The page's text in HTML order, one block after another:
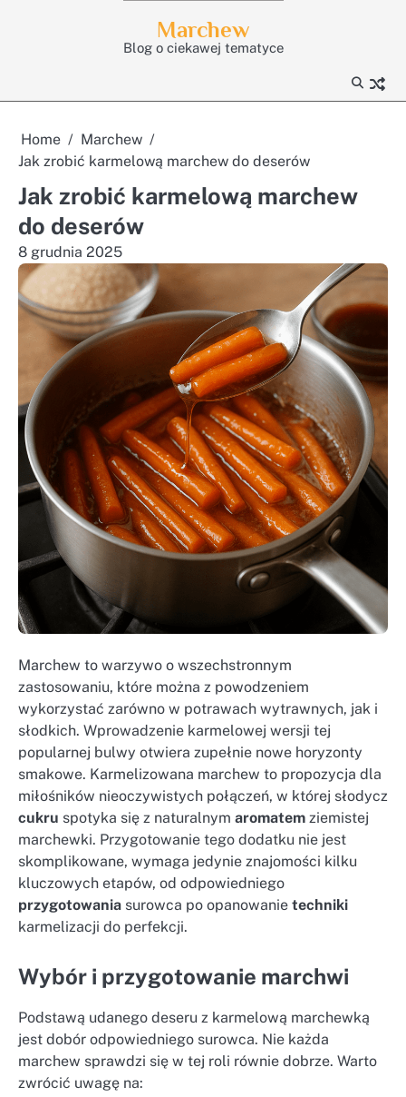
Marchew
Blog o ciekawej tematyce
Home
Marchew
Jak zrobić karmelową marchew do deserów
Jak zrobić karmelową marchew
do deserów
8 grudnia 2025
Marchew to warzywo o wszechstronnym
zastosowaniu, które można z powodzeniem
wykorzystać zarówno w potrawach wytrawnych, jak i
słodkich. Wprowadzenie karmelowej wersji tej
popularnej bulwy otwiera zupełnie nowe horyzonty
smakowe. Karmelizowana marchew to propozycja dla
miłośników nieoczywistych połączeń, w której słodycz
cukru spotyka się z naturalnym aromatem ziemistej
marchewki. Przygotowanie tego dodatku nie jest
skomplikowane, wymaga jedynie znajomości kilku
kluczowych etapów, od odpowiedniego
przygotowania surowca po opanowanie techniki
karmelizacji do perfekcji.
Wybór i przygotowanie marchwi
Podstawą udanego deseru z karmelową marchewką
jest dobór odpowiedniego surowca. Nie każda
marchew sprawdzi się w tej roli równie dobrze. Warto
zwrócić uwagę na: